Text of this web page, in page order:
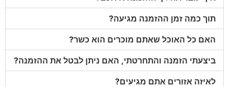
תוך כמה זמן ההזמנה מגיעה?
האם כל האוכל שאתם מוכרים הוא כשר?
ביצעתי הזמנה והתחרטתי, האם ניתן לבטל את ההזמנה?
לאיזה אזורים אתם מגיעים?